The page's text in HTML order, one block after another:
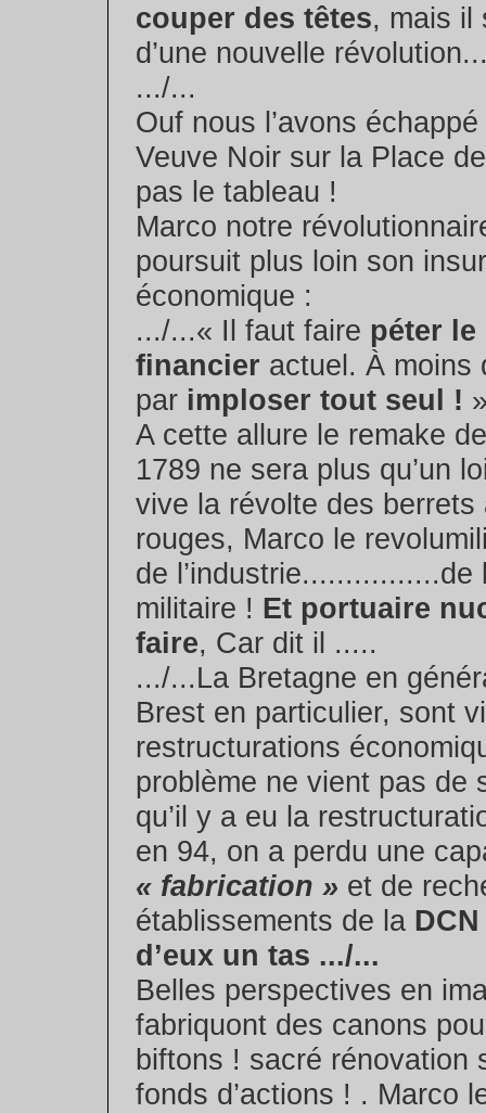
couper des têtes, mais il
d’une nouvelle
.../...
Ouf nous l’avons
Veuve Noir sur la Place
pas le tableau !
Marco notre
poursuit plus loin son
économique :
.../...« Il faut faire péter le
financier actuel. À moins
par imploser tout seul !
A cette allure le remake
1789 ne sera plus qu’un
vive la révolte des berrets
rouges, Marco le
de l’industrie................de
militaire ! Et portuaire
faire, Car dit il .....
.../...La Bretagne en
Brest en particulier, sont
restructurations
problème ne vient pas de
qu’il y a eu la
en 94, on a perdu une
« fabrication » et de
établissements de la
d’eux un tas .../...
Belles perspectives en
fabriquont des canons
biftons ! sacré rénovation
fonds d’actions ! . Marco